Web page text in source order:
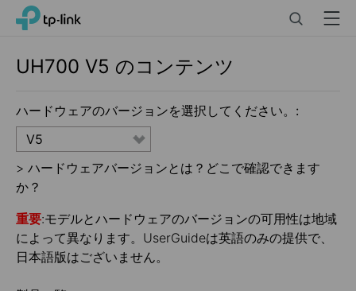
Click
navigation
TP-Link, Reliably Smart Menu
UH700 V5 のコンテンツ
ハードウェアのバージョンを選択してください。:
V5
> ハードウェアバージョンとは？どこで確認できます
か？
重要:モデルとハードウェアのバージョンの可用性は地域
によって異なります。UserGuideは英語のみの提供で、
日本語版はございません。